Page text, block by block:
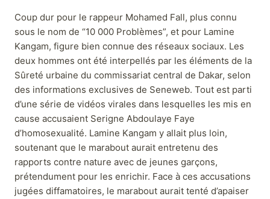
Coup dur pour le rappeur Mohamed Fall, plus connu
sous le nom de “10 000 Problèmes”, et pour Lamine
Kangam, figure bien connue des réseaux sociaux. Les
deux hommes ont été interpellés par les éléments de la
Sûreté urbaine du commissariat central de Dakar, selon
des informations exclusives de Seneweb. Tout est parti
d’une série de vidéos virales dans lesquelles les mis en
cause accusaient Serigne Abdoulaye Faye
d’homosexualité. Lamine Kangam y allait plus loin,
soutenant que le marabout aurait entretenu des
rapports contre nature avec de jeunes garçons,
prétendument pour les enrichir. Face à ces accusations
jugées diffamatoires, le marabout aurait tenté d’apaiser